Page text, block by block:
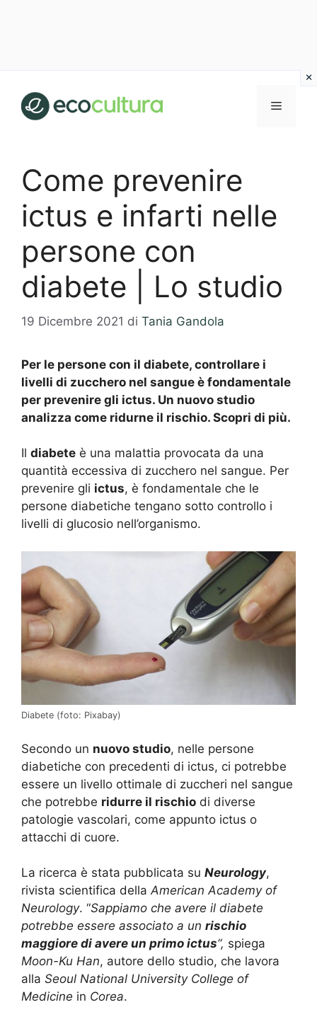
contenuto
MENU
Come prevenire
ictus e infarti nelle
persone con
diabete | Lo studio
19 Dicembre 2021 di Tania Gandola
Per le persone con il diabete, controllare i
livelli di zucchero nel sangue è fondamentale
per prevenire gli ictus. Un nuovo studio
analizza come ridurne il rischio. Scopri di più.
Il diabete è una malattia provocata da una
quantità eccessiva di zucchero nel sangue. Per
prevenire gli ictus, è fondamentale che le
persone diabetiche tengano sotto controllo i
livelli di glucosio nell’organismo.
Diabete (foto: Pixabay)
Secondo un nuovo studio, nelle persone
diabetiche con precedenti di ictus, ci potrebbe
essere un livello ottimale di zuccheri nel sangue
che potrebbe ridurre il rischio di diverse
patologie vascolari, come appunto ictus o
attacchi di cuore.
La ricerca è stata pubblicata su Neurology,
rivista scientifica dellaAmerican Academy of
Neurology. “Sappiamo che avere il diabete
potrebbe essere associato a un rischio
maggiore di avere un primo ictus“, spiega
Moon-Ku Han, autore dello studio, che lavora
alla Seoul National University College of
Medicine in Corea.